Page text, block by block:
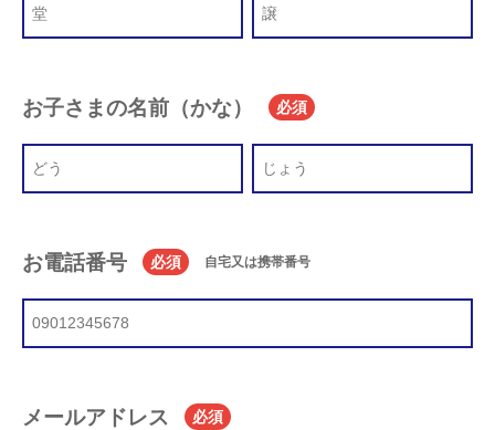
お子さまの名前（かな） 必須
お電話番号 必須 自宅又は携帯番号
メールアドレス 必須